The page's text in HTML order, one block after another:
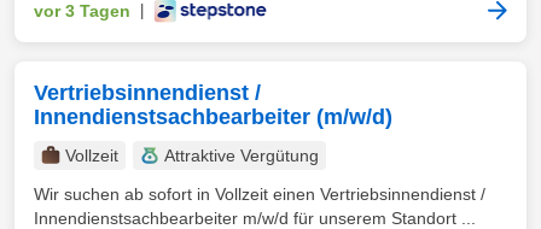
vor 3 Tagen
Vertriebsinnendienst /
Innendienstsachbearbeiter (m/w/d)
Vollzeit
Attraktive Vergütung
Wir suchen ab sofort in Vollzeit einen Vertriebsinnendienst /
Innendienstsachbearbeiter m/w/d für unserem Standort ...